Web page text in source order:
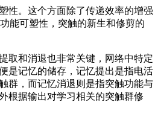
。这个方面除了传递效率的增强
能可塑性，突触的新生和修剪的
和消退也非常关键，网络中特定
是记忆的储存，记忆提出是指电活
群，而记忆消退则是指突触功能与
根据输出对学习相关的突触群修